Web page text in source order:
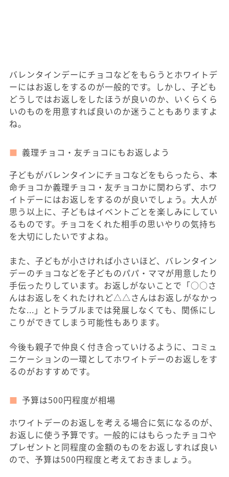
バレンタインデーにチョコなどをもらうとホワイトデ
ーにはお返しをするのが一般的です。しかし、子ども
どうしではお返しをしたほうが良いのか、いくらくら
いのものを用意すれば良いのか迷うこともありますよ
ね。
義理チョコ・友チョコにもお返しよう
子どもがバレンタインにチョコなどをもらったら、本
命チョコか義理チョコ・友チョコかに関わらず、ホワ
イトデーにはお返しをするのが良いでしょう。大人が
思う以上に、子どもはイベントごとを楽しみにしてい
るものです。チョコをくれた相手の思いやりの気持ち
を大切にしたいですよね。
また、子どもが小さければ小さいほど、バレンタイン
デーのチョコなどを子どものパパ・ママが用意したり
手伝ったりしています。お返しがないことで「○○さ
んはお返しをくれたけれど△△さんはお返しがなかっ
たな...」とトラブルまでは発展しなくても、関係にし
こりができてしまう可能性もあります。
今後も親子で仲良く付き合っていけるように、コミュ
ニケーションの一環としてホワイトデーのお返しをす
るのがおすすめです。
予算は500円程度が相場
ホワイトデーのお返しを考える場合に気になるのが、
お返しに使う予算です。一般的にはもらったチョコや
プレゼントと同程度の金額のものをお返しすれば良い
ので、予算は500円程度と考えておきましょう。